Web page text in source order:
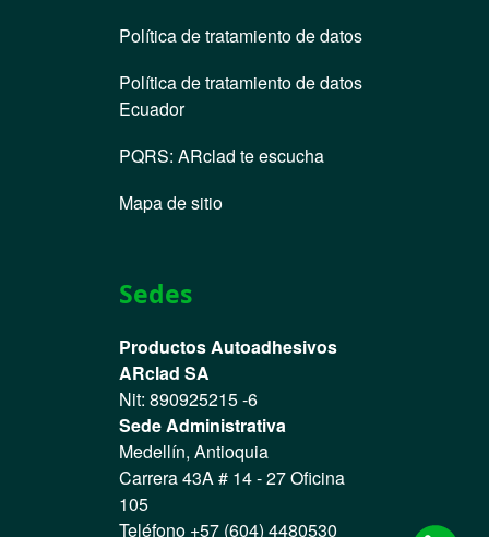
Política de tratamiento de datos
Política de tratamiento de datos
Ecuador
PQRS: ARclad te escucha
Mapa de sitio
Sedes
Productos Autoadhesivos
ARclad SA
Nit: 890925215 -6
Sede Administrativa
Medellín, Antioquia
Carrera 43A # 14 - 27 Oficina
105
Teléfono +57 (604) 4480530